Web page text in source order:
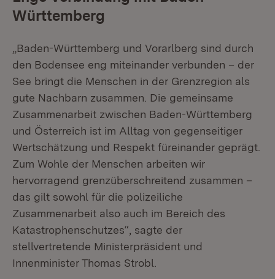
Württemberg
„Baden-Württemberg und Vorarlberg sind durch
den Bodensee eng miteinander verbunden – der
See bringt die Menschen in der Grenzregion als
gute Nachbarn zusammen. Die gemeinsame
Zusammenarbeit zwischen Baden-Württemberg
und Österreich ist im Alltag von gegenseitiger
Wertschätzung und Respekt füreinander geprägt.
Zum Wohle der Menschen arbeiten wir
hervorragend grenzüberschreitend zusammen –
das gilt sowohl für die polizeiliche
Zusammenarbeit also auch im Bereich des
Katastrophenschutzes“, sagte der
stellvertretende Ministerpräsident und
Innenminister Thomas Strobl.